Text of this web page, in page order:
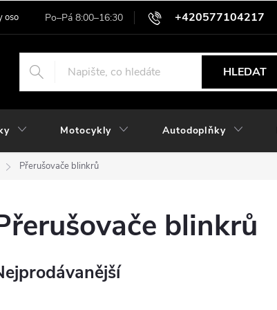
+420577104217
osobních údajů
HLEDAT
Motocykly Autodoplňky
Přerušovače blinkrů
blinkrů